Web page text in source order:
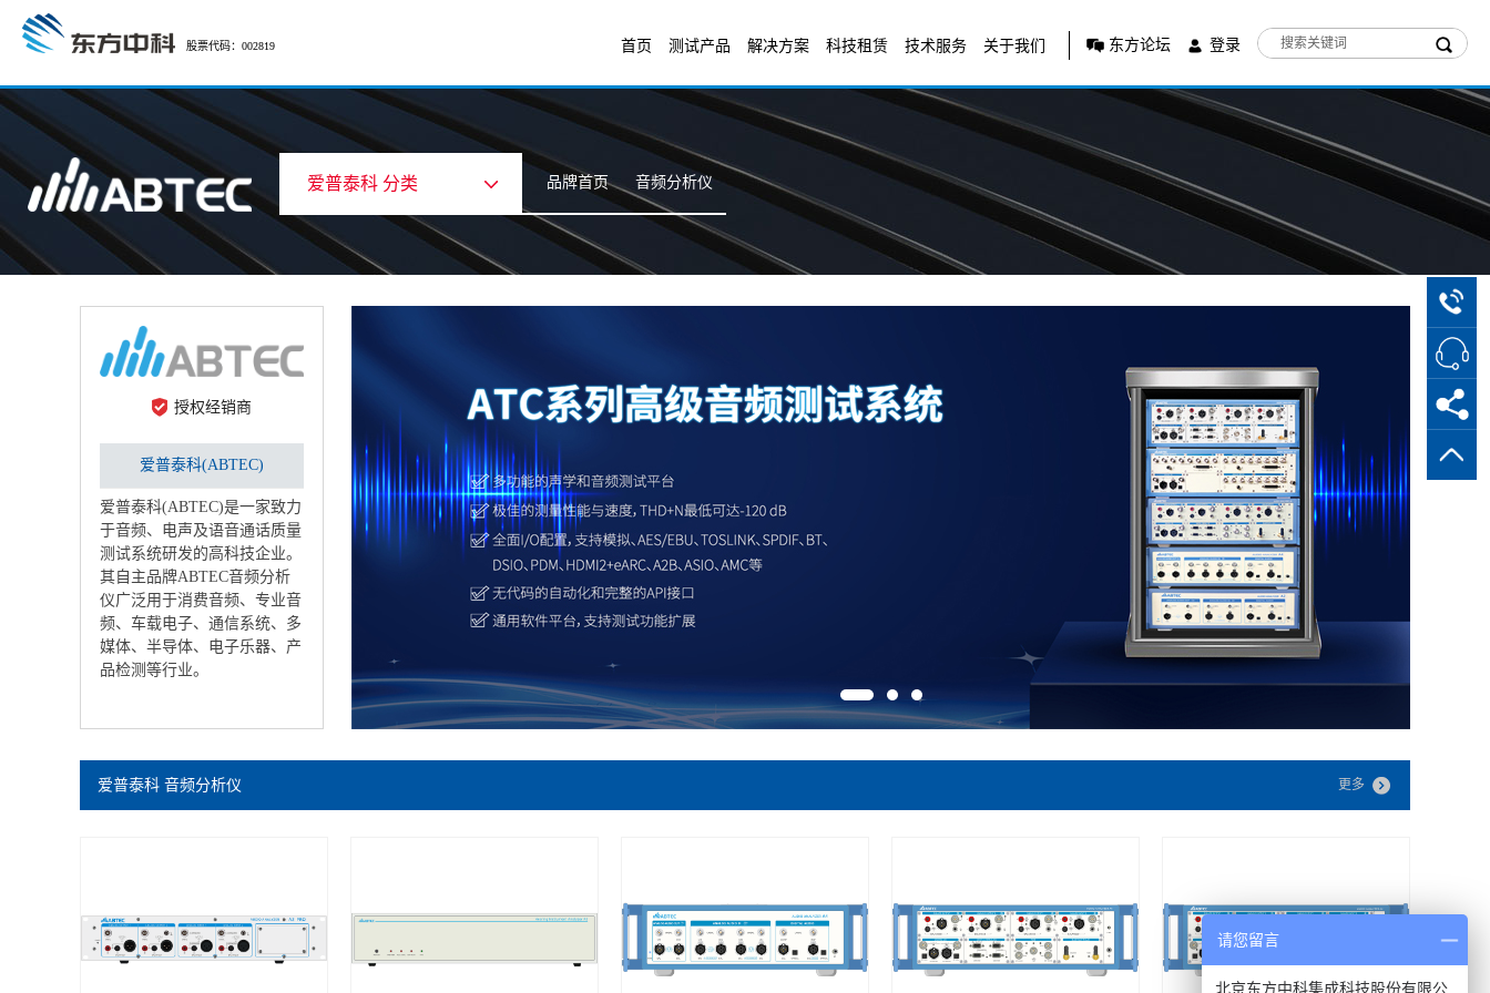
股票代码：002819 首页 测试产品 解决方案 科技租赁 技术服务 关于我们 东方论坛 登录
爱普泰科 分类 品牌首页 音频分析仪
授权经销商
爱普泰科(ABTEC)
爱普泰科(ABTEC)是一家致力
于音频、电声及语音通话质量
测试系统研发的高科技企业。
其自主品牌ABTEC音频分析
仪广泛用于消费音频、专业音
频、车载电子、通信系统、多
媒体、半导体、电子乐器、产
品检测等行业。
爱普泰科 音频分析仪 更多
请您留言
北京东方中科集成科技股份有限公